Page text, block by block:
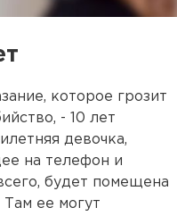
которое грозит
- 10 лет
девочка,
на телефон и
будет помещена
ее могут